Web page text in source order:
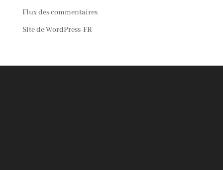
Flux des commentaires
Site de WordPress-FR